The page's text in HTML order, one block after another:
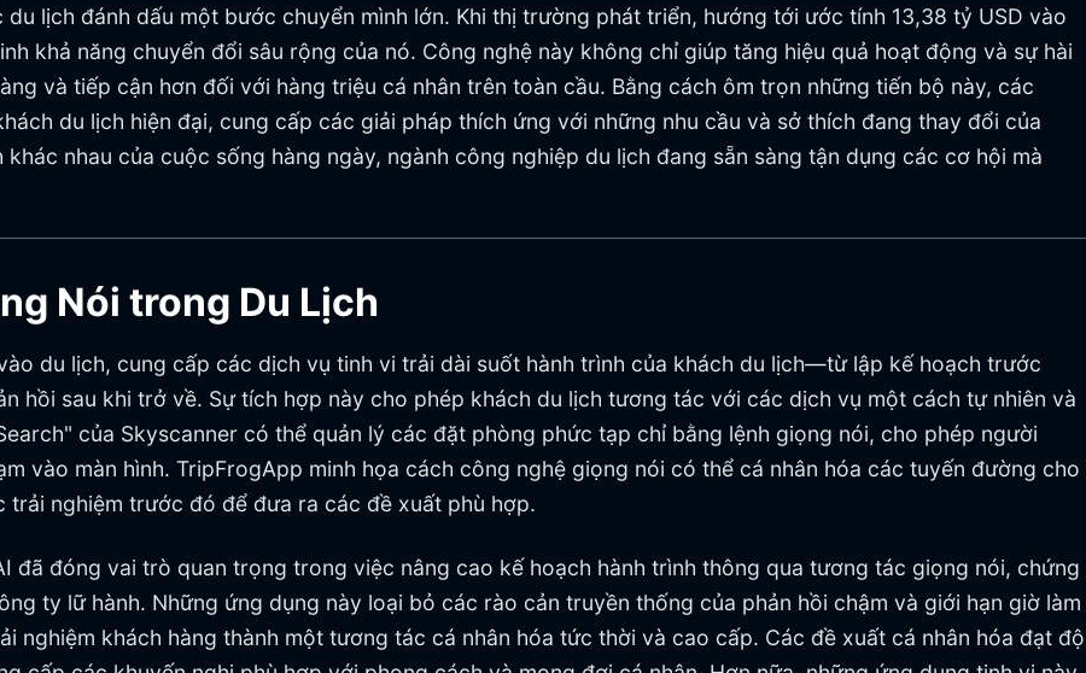
lịch đánh dấu một bước chuyển mình lớn. Khi thị trường phát triển, hướng tới ước tính 13,38 tỷ USD vào
khả năng chuyển đổi sâu rộng của nó. Công nghệ này không chỉ giúp tăng hiệu quả hoạt động và sự hài
và tiếp cận hơn đối với hàng triệu cá nhân trên toàn cầu. Bằng cách ôm trọn những tiến bộ này, các
du lịch hiện đại, cung cấp các giải pháp thích ứng với những nhu cầu và sở thích đang thay đổi của
nhau của cuộc sống hàng ngày, ngành công nghiệp du lịch đang sẵn sàng tận dụng các cơ hội mà
Nói trong Du Lịch
du lịch, cung cấp các dịch vụ tinh vi trải dài suốt hành trình của khách du lịch—từ lập kế hoạch trước
hồi sau khi trở về. Sự tích hợp này cho phép khách du lịch tương tác với các dịch vụ một cách tự nhiên và
của Skyscanner có thể quản lý các đặt phòng phức tạp chỉ bằng lệnh giọng nói, cho phép người
vào màn hình. TripFrogApp minh họa cách công nghệ giọng nói có thể cá nhân hóa các tuyến đường cho
nghiệm trước đó để đưa ra các đề xuất phù hợp.
đã đóng vai trò quan trọng trong việc nâng cao kế hoạch hành trình thông qua tương tác giọng nói, chứng
ty lữ hành. Những ứng dụng này loại bỏ các rào cản truyền thống của phản hồi chậm và giới hạn giờ làm
nghiệm khách hàng thành một tương tác cá nhân hóa tức thời và cao cấp. Các đề xuất cá nhân hóa đạt độ